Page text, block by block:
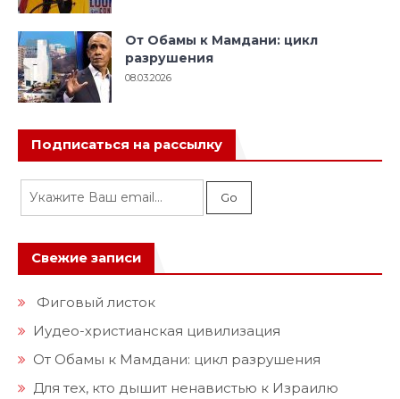
От Обамы к Мамдани: цикл
разрушения
08.03.2026
Подписаться на рассылку
Свежие записи
Фиговый листок
Иудео-христианская цивилизация
От Обамы к Мамдани: цикл разрушения
Для тех, кто дышит ненавистью к Израилю